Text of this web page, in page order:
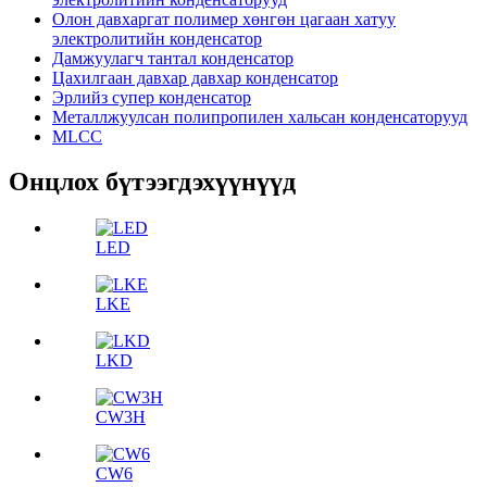
Олон давхаргат полимер хөнгөн цагаан хатуу
электролитийн конденсатор
Дамжуулагч тантал конденсатор
Цахилгаан давхар давхар конденсатор
Эрлийз супер конденсатор
Металлжуулсан полипропилен хальсан конденсаторууд
MLCC
Онцлох бүтээгдэхүүнүүд
LED
LKE
LKD
CW3H
CW6